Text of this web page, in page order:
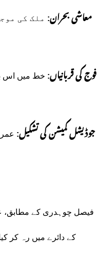
معاشی بحران: ملک کی
فوج کی قربانیاں: خط میں اس
جوڈیشل کمیشن کی تشکیل:
کے دائرے میں رہ کر